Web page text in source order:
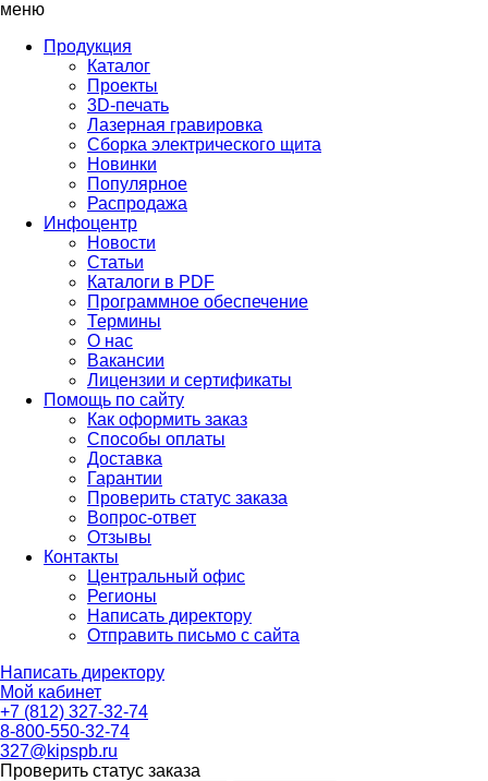
меню
Продукция
Каталог
Проекты
3D-печать
Лазерная гравировка
Сборка электрического щита
Новинки
Популярное
Распродажа
Инфоцентр
Новости
Статьи
Каталоги в PDF
Программное обеспечение
Термины
О нас
Вакансии
Лицензии и сертификаты
Помощь по сайту
Как оформить заказ
Способы оплаты
Доставка
Гарантии
Проверить статус заказа
Вопрос-ответ
Отзывы
Контакты
Центральный офис
Регионы
Написать директору
Отправить письмо с сайта
Написать директору
Мой кабинет
+7 (812) 327-32-74
8-800-550-32-74
327@kipspb.ru
Проверить статус заказа